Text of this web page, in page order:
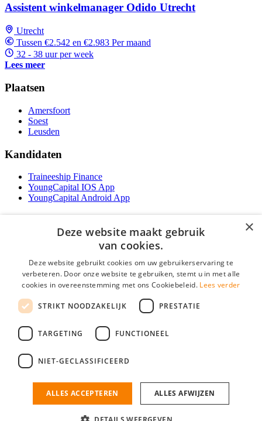
Assistent winkelmanager Odido Utrecht
Utrecht
Tussen €2.542 en €2.983 Per maand
32 - 38 uur per week
Lees meer
Plaatsen
Amersfoort
Soest
Leusden
Kandidaten
Traineeship Finance
YoungCapital IOS App
YoungCapital Android App
Contractvormen
Brochure aanvragen
Vacature aanmelden
Partners
Social
Financiele Vacatures is onderdeel van YoungCapital • © 2026 • KvK nr:
×
Deze website maakt gebruik
van cookies.
Deze website gebruikt cookies om uw gebruikerservaring te
verbeteren. Door onze website te gebruiken, stemt u in met alle
cookies in overeenstemming met ons Cookiebeleid. Lees verder
STRIKT NOODZAKELIJK PRESTATIE
TARGETING FUNCTIONEEL
NIET-GECLASSIFICEERD
ALLES ACCEPTEREN ALLES AFWIJZEN